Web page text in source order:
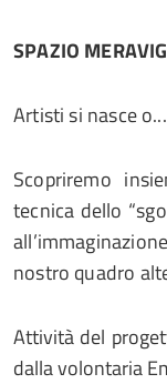
SPAZIO
Artisti si nasce
Scopriremo
tecnica dello
nostro quadro
Attività del
dalla volontaria